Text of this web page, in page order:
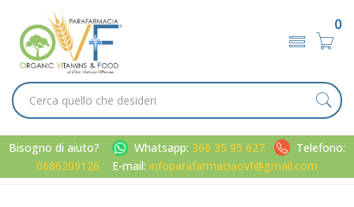
0
Bisogno di aiuto? Whatsapp: 366 35 95 627
Telefono:
0686209126
E-mail: infoparafarmaciaovf@gmail.com